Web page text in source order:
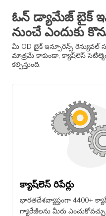
ఓన్ డ్యామేజ్ బైక్
నుంచే ఎందుకు
మీ OD బైక్ ఇన్సూరెన్స్
మాత్రమే కాకుండా, క్యాష్​లెస్
కల్పిస్తుంది.
క్యాష్​లెస్ రిపేర్లు
భారతదేశవ్యాప్తంగా 4400+
గ్యారేజీలను మీరు ఎంచుకోవచ్చు